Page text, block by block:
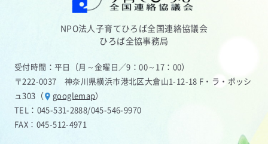
NPO法人子育てひろば全国連絡協議会
ひろば全協事務局
受付時間：平日（月～金曜日／9：00～17：00）
〒222-0037 神奈川県横浜市港北区大倉山1-12-18 F・ラ・ポッシ
ュ303（
googlemap）
TEL： 045-531-2888/045-546-9970
FAX：045-512-4971